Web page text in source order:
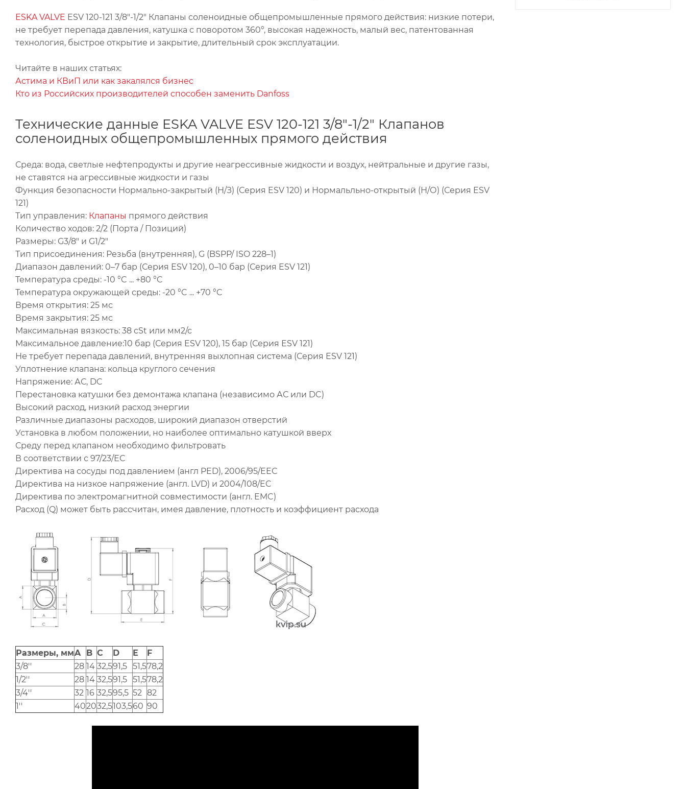
ESKA VALVE ESV 120-121 3/8"-1/2" Клапаны соленоидные общепромышленные прямого действия: низкие потери,
не требует перепада давления, катушка с поворотом 360°, высокая надежность, малый вес, патентованная
технология, быстрое открытие и закрытие, длительный срок эксплуатации.
Читайте в наших статьях:
Астима и КВиП или как закалялся бизнес
Кто из Российских производителей способен заменить Danfoss
Технические данные ESKA VALVE ESV 120-121 3/8"-1/2" Клапанов
соленоидных общепромышленных прямого действия
Среда: вода, светлые нефтепродукты и другие неагрессивные жидкости и воздух, нейтральные и другие газы,
не ставятся на агрессивные жидкости и газы
Функция безопасности Нормально-закрытый (Н/З) (Серия ESV 120) и Нормальльно-открытый (Н/О) (Серия ESV
121)
Тип управления: Клапаны прямого действия
Количество ходов: 2/2 (Порта / Позиций)
Размеры: G3/8" и G1/2"
Тип присоединения: Резьба (внутренняя), G (BSPP/ ISO 228–1)
Диапазон давлений: 0–7 бар (Серия ESV 120), 0–10 бар (Серия ESV 121)
Температура среды: -10 °C ... +80 °C
Температура окружающей среды: -20 °C ... +70 °C
Время открытия: 25 мс
Время закрытия: 25 мс
Максимальная вязкость: 38 cSt или мм2/с
Максимальное давление:10 бар (Серия ESV 120), 15 бар (Серия ESV 121)
Не требует перепада давлений, внутренняя выхлопная система (Серия ESV 121)
Уплотнение клапана: кольца круглого сечения
Напряжение: АС, DC
Перестановка катушки без демонтажа клапана (независимо АС или DC)
Высокий расход, низкий расход энергии
Различные диапазоны расходов, широкий диапазон отверстий
Установка в любом положении, но наиболее оптимально катушкой вверх
Среду перед клапаном необходимо фильтровать
В соответствии с 97/23/ЕС
Директива на сосуды под давлением (англ PED), 2006/95/ЕЕС
Директива на низкое напряжение (англ. LVD) и 2004/108/EC
Директива по электромагнитной совместимости (англ. EMC)
Расход (Q) может быть рассчитан, имея давление, плотность и коэффициент расхода
Размеры, ммA B C D E
F
3/8''
28 14 32,591,5 51,578,2
1/2''
28 14 32,591,5 51,578,2
3/4''
32 16 32,595,5 52 82
1''
402032,5103,560 90